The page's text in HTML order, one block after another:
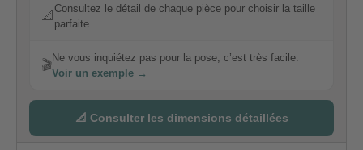
📐
Consultez le détail de chaque pièce pour choisir la taille
parfaite.
🎬
Ne vous inquiétez pas pour la pose, c’est très facile.
Voir un exemple →
📐 Consulter les dimensions détaillées